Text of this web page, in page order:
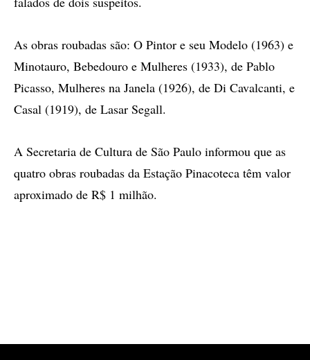
As obras roubadas são: O Pintor e seu Modelo (1963) e
Minotauro, Bebedouro e Mulheres (1933), de Pablo
Picasso, Mulheres na Janela (1926), de Di Cavalcanti, e
Casal (1919), de Lasar Segall.
A Secretaria de Cultura de São Paulo informou que as
quatro obras roubadas da Estação Pinacoteca têm valor
aproximado de R$ 1 milhão.